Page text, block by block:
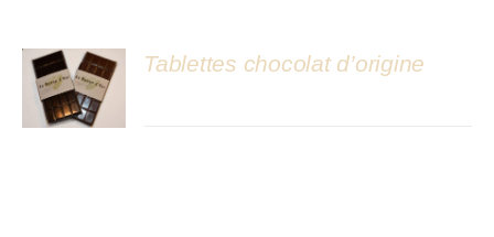
DÉTAILS
Tablettes chocolat d’origine